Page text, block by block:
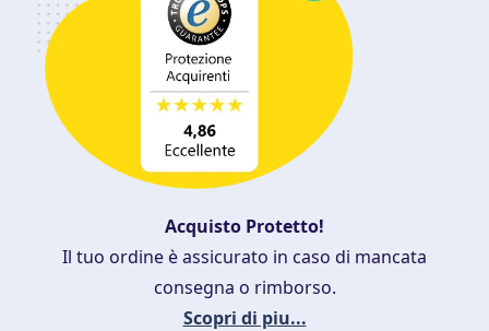
Acquisto Protetto!
Il tuo ordine è assicurato in caso di mancata
consegna o rimborso.
Scopri di piu...